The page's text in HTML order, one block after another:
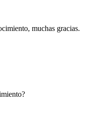
muchas gracias.